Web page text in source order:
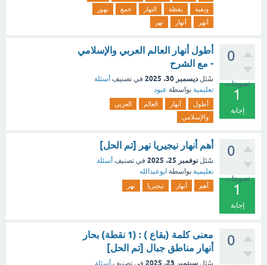
وبقية
يقظة النهار جمع
نهور
أنهر
أنهار نهر
0
تصويتات
1
إجابة
أطول أنهار العالم العربي والإسلامي
- مع الشرح
سُئل ديسمبر 30، 2025 في تصنيف أسئلة
تعليمية بواسطة عبود
أطول أنهار العالم
العربي
والإسلامي
0
تصويتات
1
إجابة
أهم أنهار نيجيريا نهر [تم الحل]
سُئل نوفمبر 25، 2025 في تصنيف أسئلة
تعليمية بواسطة ابوعبدالله
أهم أنهار نيجيريا نهر
0
معنى كلمة (بقاع ) : (1 نقطة) بحار
أنهار مناطق جبال [تم الحل]
سُئل سبتمبر 23، 2025 في تصنيف أسئلة